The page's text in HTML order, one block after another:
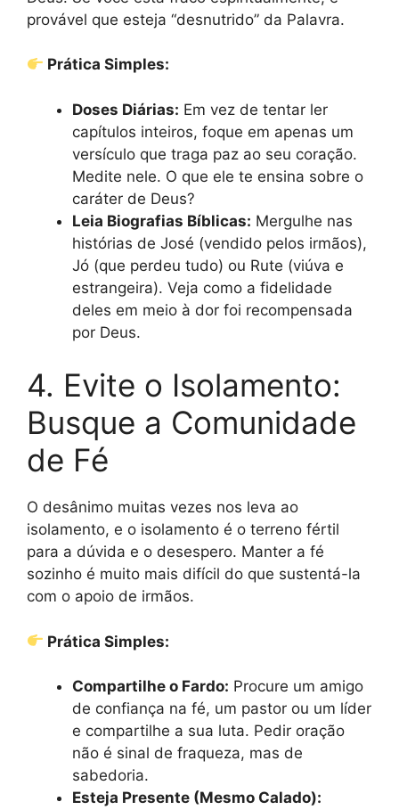
provável que esteja “desnutrido” da Palavra.
Prática Simples:
Doses Diárias: Em vez de tentar ler
capítulos inteiros, foque em apenas um
versículo que traga paz ao seu coração.
Medite nele. O que ele te ensina sobre o
caráter de Deus?
Leia Biografias Bíblicas: Mergulhe nas
histórias de José (vendido pelos irmãos),
Jó (que perdeu tudo) ou Rute (viúva e
estrangeira). Veja como a fidelidade
deles em meio à dor foi recompensada
por Deus.
4. Evite o Isolamento:
Busque a Comunidade
de Fé
O desânimo muitas vezes nos leva ao
isolamento, e o isolamento é o terreno fértil
para a dúvida e o desespero. Manter a fé
sozinho é muito mais difícil do que sustentá-la
com o apoio de irmãos.
Prática Simples:
Compartilhe o Fardo: Procure um amigo
de confiança na fé, um pastor ou um líder
e compartilhe a sua luta. Pedir oração
não é sinal de fraqueza, mas de
sabedoria.
Esteja Presente (Mesmo Calado):